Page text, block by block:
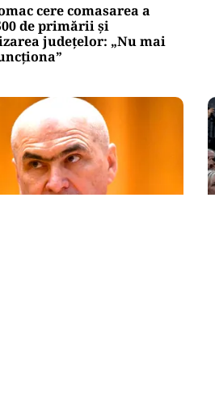
cere comasarea a
de primării și
județelor: „Nu mai